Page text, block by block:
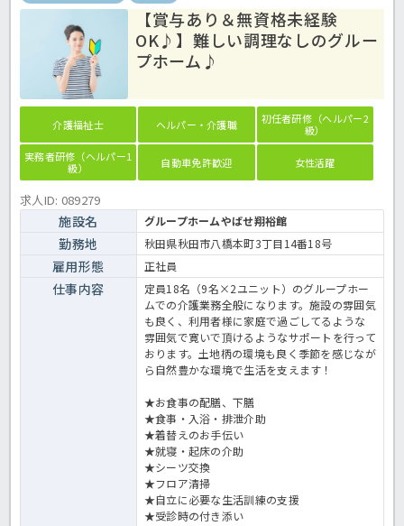
【賞与あり＆無資格未経験
OK♪】難しい調理なしのグルー
プホーム♪
介護福祉士 ヘルパー・介護職
初任者研修（ヘルパー2
級）
実務者研修（ヘルパー1
級）
自動車免許歓迎 女性活躍
求人ID: 089279
施設名 グループホームやばせ翔裕館
勤務地 秋田県秋田市八橋本町3丁目14番18号
雇用形態 正社員
仕事内容
定員18名（9名×2ユニット）のグループホー
ムでの介護業務全般になります。施設の雰囲気
も良く、利用者様に家庭で過ごしてるような
雰囲気で寛いで頂けるようなサポートを行って
おります。土地柄の環境も良く季節を感じなが
ら自然豊かな環境で生活を支えます！
★お食事の配膳、下膳
★食事・入浴・排泄介助
★着替えのお手伝い
★就寝・起床の介助
★シーツ交換
★フロア清掃
★自立に必要な生活訓練の支援
★受診時の付き添い